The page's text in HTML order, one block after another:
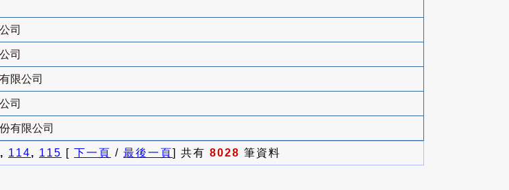
司
司
限公司
司
有限公司
114, 115 [ 下一頁 / 最後一頁] 共有 8028 筆資料